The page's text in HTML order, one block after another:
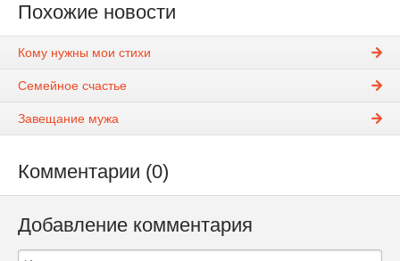
Похожие новости
Кому нужны мои стихи
Семейное счастье
Завещание мужа
Комментарии (0)
Добавление комментария